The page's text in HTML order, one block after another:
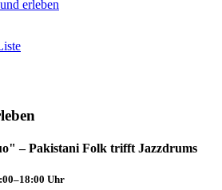
erleben
– Pakistani Folk trifft Jazzdrums
Uhr